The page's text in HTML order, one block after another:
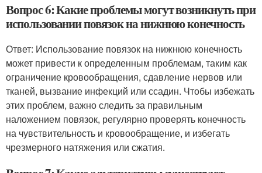
Вопрос 6: Какие проблемы могут возникнуть при
использовании повязок на нижнюю конечность
Ответ: Использование повязок на нижнюю конечность
может привести к определенным проблемам, таким как
ограничение кровообращения, сдавление нервов или
тканей, вызвание инфекций или ссадин. Чтобы избежать
этих проблем, важно следить за правильным
наложением повязок, регулярно проверять конечность
на чувствительность и кровообращение, и избегать
чрезмерного натяжения или сжатия.